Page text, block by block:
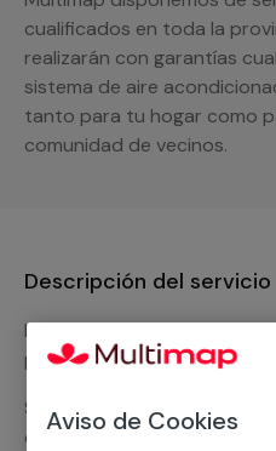
cualificados en toda la
realizarán con garantías
sistema de aire
tanto para tu hogar como
comunidad de vecinos.
Descripción del servicio
Nuestro equipo de
precios competitivos en
Solicita tu presupuesto y te
diseñada a tu medida y sin
Aviso de Cookies